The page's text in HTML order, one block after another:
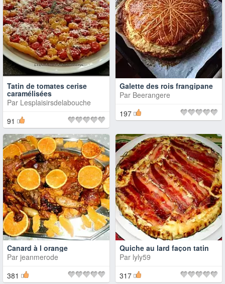
Tatin de tomates cerise
caramélisées
Par Lesplaisirsdelabouche
91
Galette des rois frangipane
Par Beerangere
197
Canard à l orange
Par jeanmerode
381
Quiche au lard façon tatin
Par lyly59
317